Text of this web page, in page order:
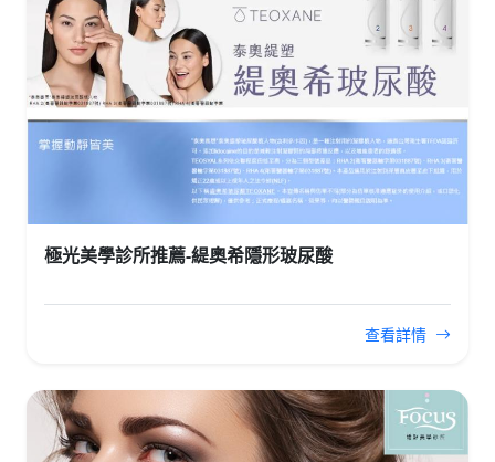
極光美學診所推薦-緹奧希隱形玻尿酸
查看詳情